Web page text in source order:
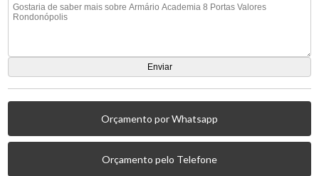
Orçamento por Whatsapp
Orçamento pelo Telefone